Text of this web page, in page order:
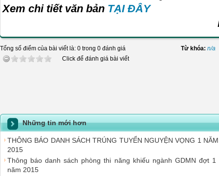
Xem chi tiết văn bản TẠI ĐÂY
Tổng số điểm của bài viết là: 0 trong 0 đánh giá
Click để đánh giá bài viết
Từ khóa: n/a
Những tin mới hơn
THÔNG BÁO DANH SÁCH TRÚNG TUYỂN NGUYỆN VỌNG 1 NĂM
2015
Thông báo danh sách phòng thi năng khiếu ngành GDMN đợt 1
năm 2015